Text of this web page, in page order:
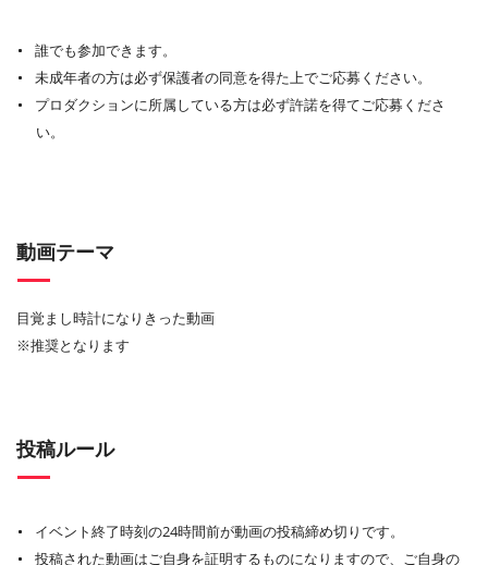
誰でも参加できます。
未成年者の方は必ず保護者の同意を得た上でご応募ください。
プロダクションに所属している方は必ず許諾を得てご応募くださ
い。
動画テーマ
目覚まし時計になりきった動画
※推奨となります
投稿ルール
イベント終了時刻の24時間前が動画の投稿締め切りです。
投稿された動画はご自身を証明するものになりますので、ご自身の